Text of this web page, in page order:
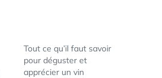
Tout ce qu’il faut savoir
pour déguster et
apprécier un vin